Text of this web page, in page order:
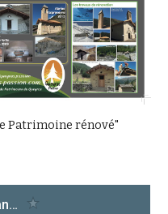
Patrimoine rénové"